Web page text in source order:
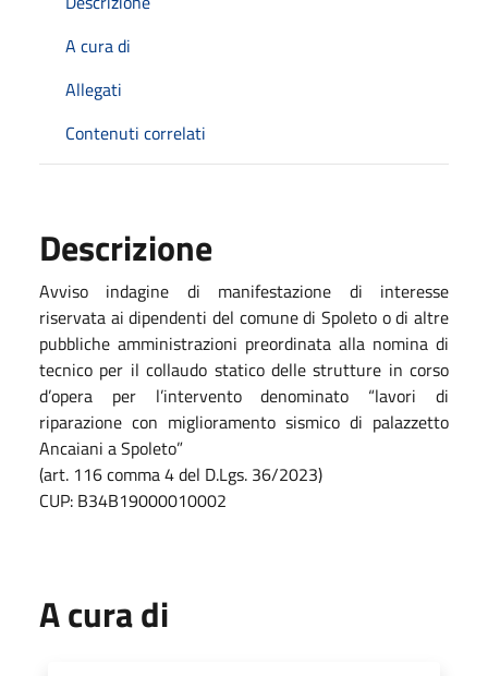
A cura di
Allegati
Contenuti correlati
Descrizione
Avviso indagine di manifestazione di interesse
riservata ai dipendenti del comune di Spoleto o di altre
pubbliche amministrazioni preordinata alla nomina di
tecnico per il collaudo statico delle strutture in corso
d’opera per l’intervento denominato “lavori di
riparazione con miglioramento sismico di palazzetto
Ancaiani a Spoleto”
(art. 116 comma 4 del D.Lgs. 36/2023)
CUP: B34B19000010002
A cura di